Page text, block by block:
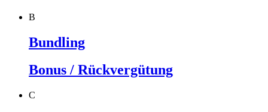
B
Bundling
Bonus / Rückvergütung
C